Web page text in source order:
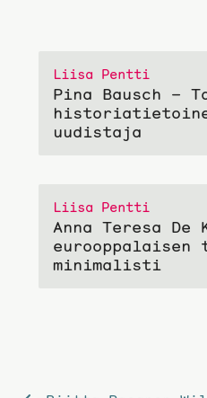
Liisa Pentti
Pina Bausch –
uudistaja
Liisa Pentti
Anna Teresa De
eurooppalaisen
minimalisti